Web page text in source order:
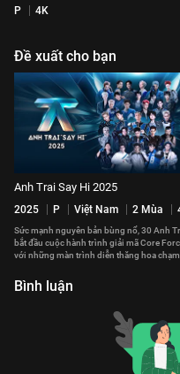
P 4K
Đề xuất cho bạn
Anh Trai Say Hi 2025
2025 P Việt Nam 2 Mùa
Sức mạnh nguyên bản bùng nổ, 30 Anh
bắt đầu cuộc hành trình giải mã Core
với những màn trình diễn thăng hoa chạm
Bình luận